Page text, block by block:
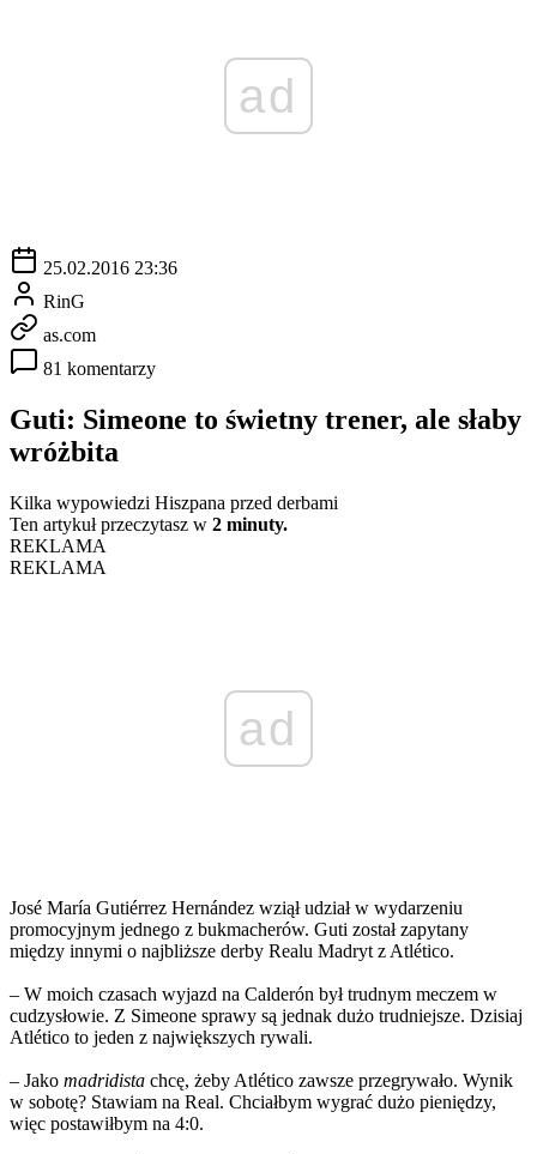
ad
25.02.2016 23:36
RinG
as.com
81 komentarzy
Guti: Simeone to świetny trener, ale słaby
wróżbita
Kilka wypowiedzi Hiszpana przed derbami
Ten artykuł przeczytasz w 2 minuty.
REKLAMA
REKLAMA
ad
José María Gutiérrez Hernández wziął udział w wydarzeniu
promocyjnym jednego z bukmacherów. Guti został zapytany
między innymi o najbliższe derby Realu Madryt z Atlético.
– W moich czasach wyjazd na Calderón był trudnym meczem w
cudzysłowie. Z Simeone sprawy są jednak dużo trudniejsze. Dzisiaj
Atlético to jeden z największych rywali.
– Jako madridista chcę, żeby Atlético zawsze przegrywało. Wynik
w sobotę? Stawiam na Real. Chciałbym wygrać dużo pieniędzy,
więc postawiłbym na 4:0.